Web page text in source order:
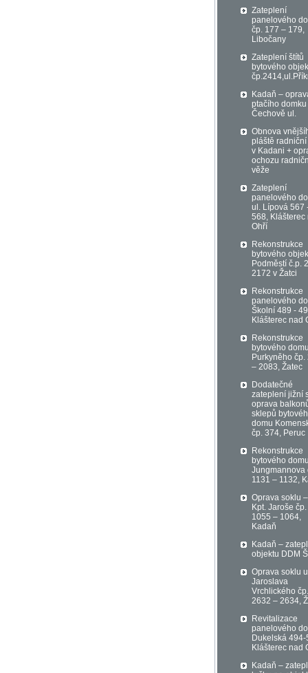
Zateplení
panelového
čp. 177 – 179,
Libočany
Zateplení štítů
bytového
Kadaň –
ptačího domku
Čechově ul.
Obnova
pláště radniční
v Kadani +
ochozu
věže
Zateplení
panelového
ul. Lípová 567
568, Klášterec
Ohří
Rekonstrukce
bytového
Podměstí č.p.
2172 v Žatci
Rekonstrukce
panelového
Školní 489 -
Klášterec nad
Rekonstrukce
bytového
Purkyněho čp.
– 2083, Žatec
Dodatečné
zateplení jižní
oprava
sklepů
domu
čp. 374, Peruc
Rekonstrukce
bytového
Jungmannova
1131 – 1132,
Oprava soklu
Kpt. Jaroše čp.
1055 – 1064,
Kadaň
Kadaň –
objektu DDM
Oprava soklu
Jaroslava
Vrchlického čp.
2632 – 2634,
Revitalizace
panelového
Dukelská 494-
Klášterec nad
Kadaň –